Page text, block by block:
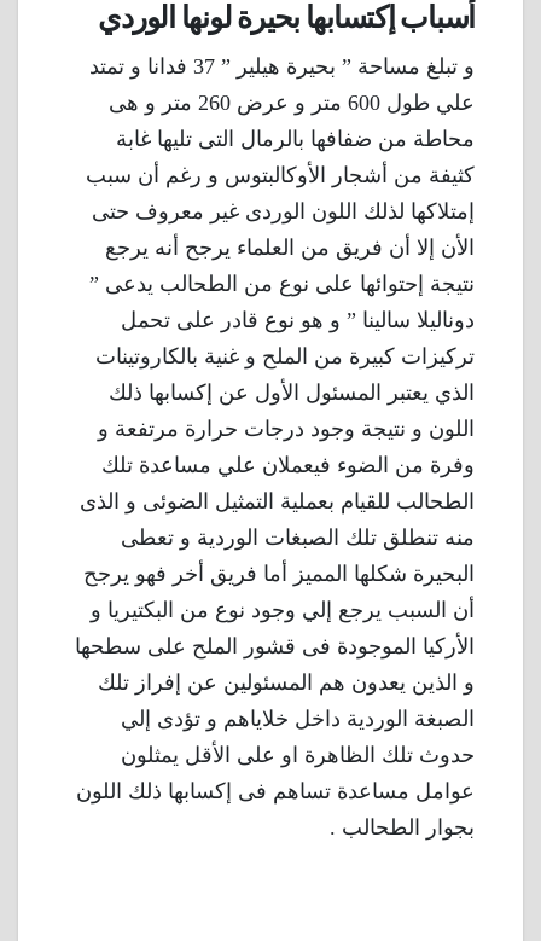
أسباب إكتسابها بحيرة لونها الوردي
و تبلغ مساحة ” بحيرة هيلير ” 37 فدانا و تمتد
علي طول 600 متر و عرض 260 متر و هى
محاطة من ضفافها بالرمال التى تليها غابة
كثيفة من أشجار الأوكالبتوس و رغم أن سبب
إمتلاكها لذلك اللون الوردى غير معروف حتى
الأن إلا أن فريق من العلماء يرجح أنه يرجع
نتيجة إحتوائها على نوع من الطحالب يدعى ”
دوناليلا سالينا ” و هو نوع قادر على تحمل
تركيزات كبيرة من الملح و غنية بالكاروتينات
الذي يعتبر المسئول الأول عن إكسابها ذلك
اللون و نتيجة وجود درجات حرارة مرتفعة و
وفرة من الضوء فيعملان علي مساعدة تلك
الطحالب للقيام بعملية التمثيل الضوئى و الذى
منه تنطلق تلك الصبغات الوردية و تعطى
البحيرة شكلها المميز أما فريق أخر فهو يرجح
أن السبب يرجع إلي وجود نوع من البكتيريا و
الأركيا الموجودة فى قشور الملح على سطحها
و الذين يعدون هم المسئولين عن إفراز تلك
الصبغة الوردية داخل خلاياهم و تؤدى إلي
حدوث تلك الظاهرة او على الأقل يمثلون
عوامل مساعدة تساهم فى إكسابها ذلك اللون
بجوار الطحالب .